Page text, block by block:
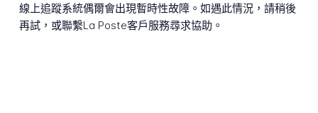
線上追蹤系統偶爾會出現暫時性故障。如遇此情況，請稍後
再試，或聯繫La Poste客戶服務尋求協助。